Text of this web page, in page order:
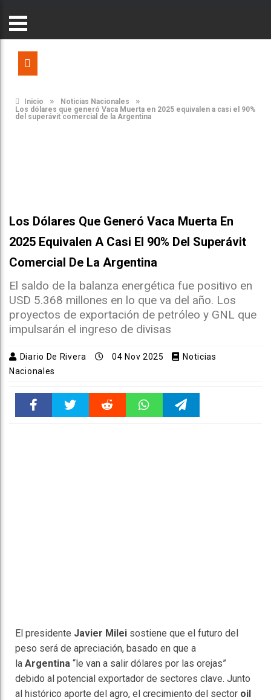
Inicio » Noticias Nacionales »
Los dólares que generó Vaca Muerta en 2025 equivalen a casi el 90%
del superávit comercial de la Argentina
Los Dólares Que Generó Vaca Muerta En
2025 Equivalen A Casi El 90% Del Superávit
Comercial De La Argentina
El saldo de la balanza energética fue positivo en
USD 5.368 millones en lo que va del año. Los
proyectos de exportación de petróleo y GNL que
impulsarán el ingreso de divisas
Diario De Rivera 04 Nov 2025
Noticias
Nacionales
El presidente Javier Milei sostiene que el futuro del
peso será de apreciación, basado en que a
la Argentina “le van a salir dólares por las orejas”
debido al potencial exportador de sectores clave. Junto
al histórico aporte del agro, el crecimiento del sector oil